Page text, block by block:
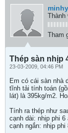
Thành
Tham
Thép sàn nhịp
23-03-2009, 04:46 PM
Em có cái sàn nhà
tĩnh tải tính toán
lát) là 395kg/m2.
Tính ra thép như
cạnh dài: nhịp phi 6
cạnh ngắn: nhịp